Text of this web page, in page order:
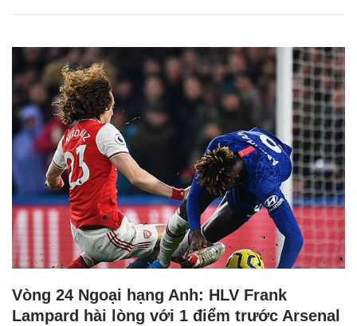
Vòng 24 Ngoại hạng Anh: HLV Frank
Lampard hài lòng với 1 điểm trước Arsenal